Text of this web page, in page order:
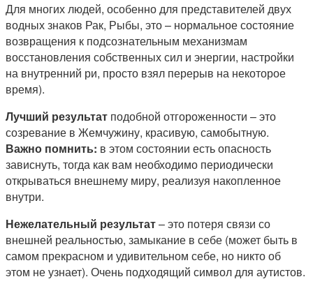
Для многих людей, особенно для представителей двух
водных знаков Рак, Рыбы, это – нормальное состояние
возвращения к подсознательным механизмам
восстановления собственных сил и энергии, настройки
на внутренний ри, просто взял перерыв на некоторое
время).
Лучший результат подобной отгороженности – это
созревание в Жемчужину, красивую, самобытную.
Важно помнить: в этом состоянии есть опасность
зависнуть, тогда как вам необходимо периодически
открываться внешнему миру, реализуя накопленное
внутри.
Нежелательный результат– это потеря связи со
внешней реальностью, замыкание в себе (может быть в
самом прекрасном и удивительном себе, но никто об
этом не узнает). Очень подходящий символ для аутистов.